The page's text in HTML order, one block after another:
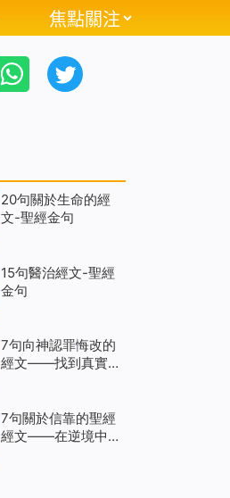
焦點關注
20句關於生命的經
文-聖經金句
15句醫治經文-聖經
金句
7句向神認罪悔改的
經文——找到真實悔
7句關於信靠的聖經
經文——在逆境中信